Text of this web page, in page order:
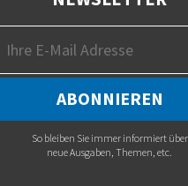
So bleiben Sie immer informiert über
neue Ausgaben, Themen, etc.